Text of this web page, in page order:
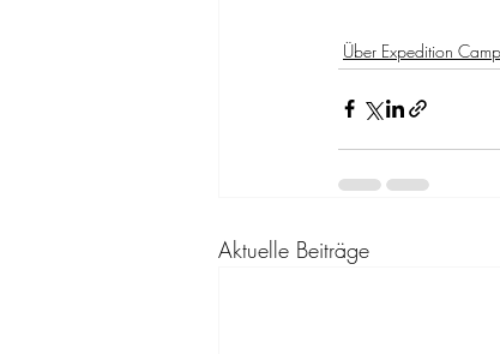
Über Expedition Camp
Aktuelle Beiträge